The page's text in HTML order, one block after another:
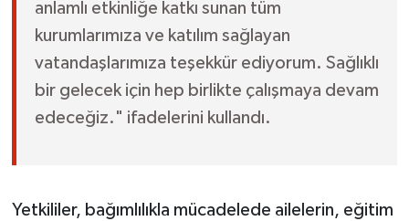
anlamlı etkinliğe katkı sunan tüm
kurumlarımıza ve katılım sağlayan
vatandaşlarımıza teşekkür ediyorum. Sağlıklı
bir gelecek için hep birlikte çalışmaya devam
edeceğiz." ifadelerini kullandı.
Yetkililer, bağımlılıkla mücadelede ailelerin, eğitim